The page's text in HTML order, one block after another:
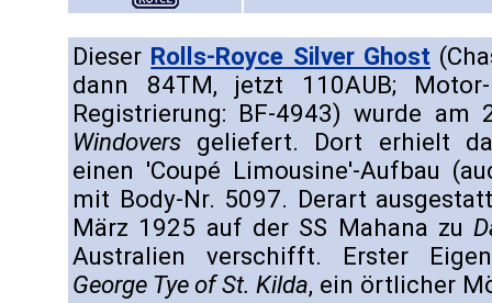
Dieser Rolls-Royce Silver Ghost
dann 84TM, jetzt 110AUB;
Registrierung: BF-4943) wurde am
Windovers geliefert. Dort erhielt
einen 'Coupé Limousine'-Aufbau
mit Body-Nr. 5097. Derart
März 1925 auf der SS Mahana zu
Australien verschifft. Erster
George Tye of St. Kilda, ein örtlicher